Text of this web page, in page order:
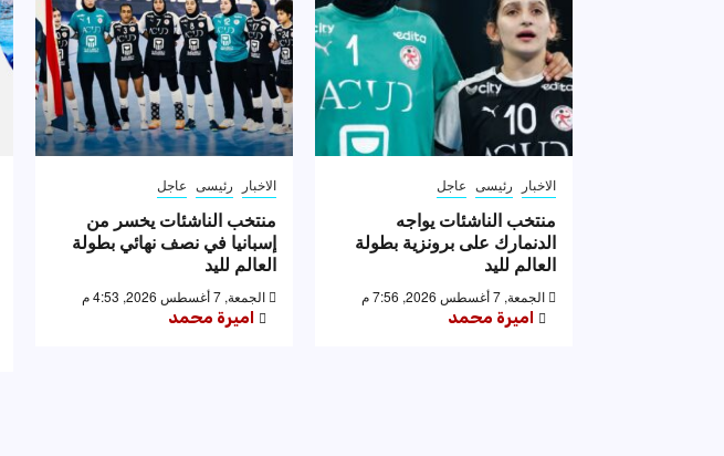
الاخبار رئيسى عاجل
منتخب الناشئات يواجه
الدنمارك على برونزية بطولة
العالم لليد
الجمعة, 7 أغسطس 2026, 7:56 م
اميرة محمد
الاخبار رئيسى عاجل
منتخب الناشئات يخسر من
إسبانيا في نصف نهائي بطولة
العالم لليد
الجمعة, 7 أغسطس 2026, 4:53 م
اميرة محمد